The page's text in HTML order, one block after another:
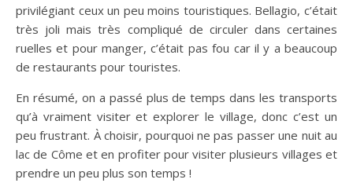
privilégiant ceux un peu moins touristiques. Bellagio, c’était
très joli mais très compliqué de circuler dans certaines
ruelles et pour manger, c’était pas fou car il y a beaucoup
de restaurants pour touristes.
En résumé, on a passé plus de temps dans les transports
qu’à vraiment visiter et explorer le village, donc c’est un
peu frustrant. À choisir, pourquoi ne pas passer une nuit au
lac de Côme et en profiter pour visiter plusieurs villages et
prendre un peu plus son temps !